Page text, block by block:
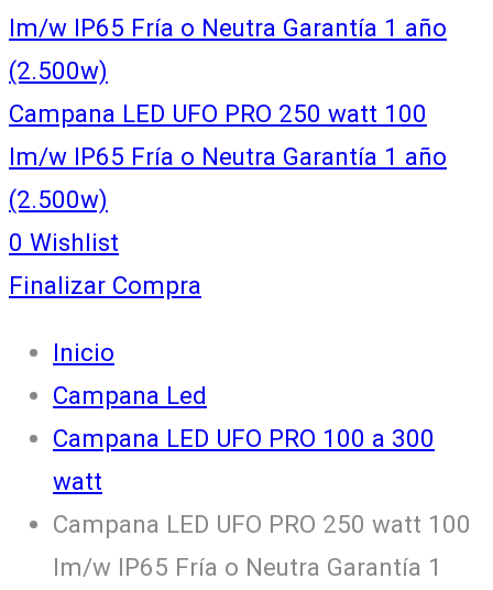
lm/w IP65 Fría o Neutra Garantía 1 año
(2.500w)
Campana LED UFO PRO 250 watt 100
lm/w IP65 Fría o Neutra Garantía 1 año
(2.500w)
0 Wishlist
Finalizar Compra
Inicio
Campana Led
Campana LED UFO PRO 100 a 300
watt
Campana LED UFO PRO 250 watt 100
lm/w IP65 Fría o Neutra Garantía 1